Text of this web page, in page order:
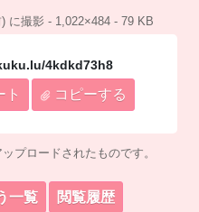
に撮影 - 1,022×484 - 79 KB
4kdkd73h8
ト コピーする
プロードされたものです。
一覧 閲覧履歴